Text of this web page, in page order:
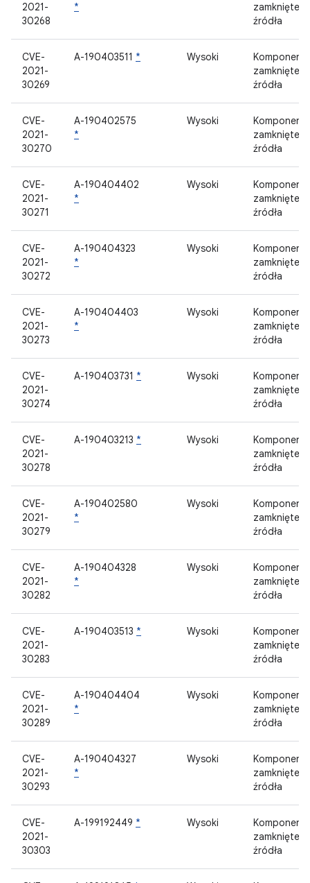
2021-
30268
*
źródła
CVE-
2021-
30269
A-190403511 * Wysoki
Komponent
źródła
CVE-
2021-
30270
A-190402575
*
Wysoki
Komponent
źródła
CVE-
2021-
30271
A-190404402
*
Wysoki
Komponent
źródła
CVE-
2021-
30272
A-190404323
*
Wysoki
Komponent
źródła
CVE-
2021-
30273
A-190404403
*
Wysoki
Komponent
źródła
CVE-
2021-
30274
A-190403731 * Wysoki
Komponent
źródła
CVE-
2021-
30278
A-190403213 * Wysoki
Komponent
źródła
CVE-
2021-
30279
A-190402580
*
Wysoki
Komponent
źródła
CVE-
2021-
30282
A-190404328
*
Wysoki
Komponent
źródła
CVE-
2021-
30283
A-190403513 * Wysoki
Komponent
źródła
CVE-
2021-
30289
A-190404404
*
Wysoki
Komponent
źródła
CVE-
2021-
30293
A-190404327
*
Wysoki
Komponent
źródła
CVE-
2021-
30303
A-199192449 * Wysoki
Komponent
źródła